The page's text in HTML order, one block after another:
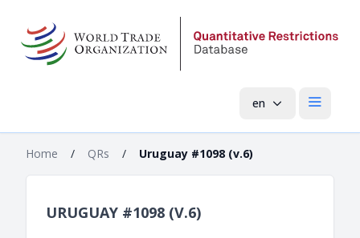
en Open
Home / QRs / Uruguay #1098 (v.6)
URUGUAY #1098 (V.6)